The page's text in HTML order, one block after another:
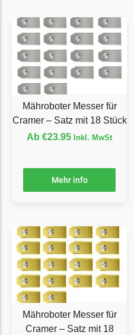
Begrenzungsdraht
Etesia
Etesia Messer
Begrenzungsdraht
Eufy
Eufy Messer
Ferrex Messer
Begrenzungsdraht
Florabest Messer
Begrenzungsdraht
Flymo
Flymo Messer
Begrenzungsdraht
Fuxtec
Mähroboter Messer für
Cramer – Satz mit 18 Stück
Ab €23.95 Inkl. MwSt
Mehr info
Mähroboter Messer für
Cramer – Satz mit 18